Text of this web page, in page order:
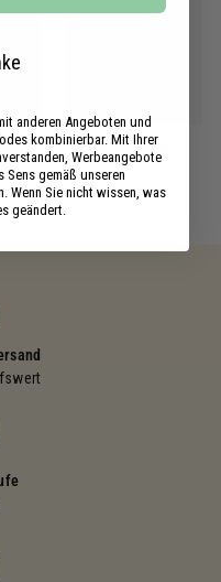
Geschenke
anderen Angeboten und
kombinierbar. Mit Ihrer
Werbeangebote
gemäß unseren
Wenn Sie nicht wissen, was
geändert.